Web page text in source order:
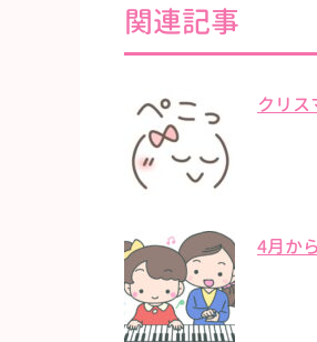
関連記事
クリ
4月か